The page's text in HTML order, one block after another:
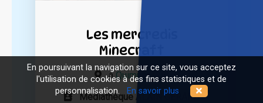
Les mercredis
Minecraft
àQuimper (29)
Médiathèque ALAIN GÉRARD
En poursuivant la navigation sur ce site, vous acceptez
l'utilisation de cookies à des fins statistiques et de
personnalisation.
En savoir plus